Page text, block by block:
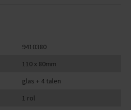
9410380
110 x 80mm
glas + 4 talen
1 rol